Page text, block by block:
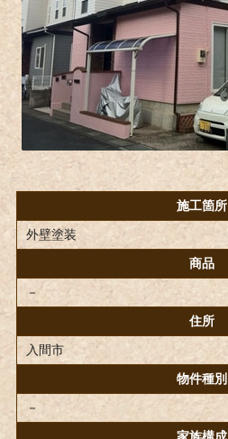
施工箇所
外壁塗装
商品
－
住所
入間市
物件種別
－
家族構成